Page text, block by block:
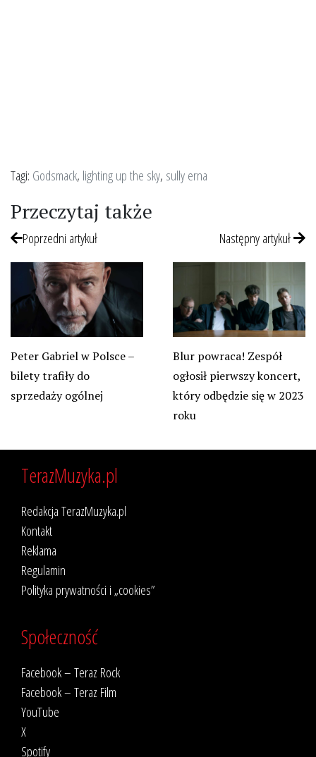
Tagi: Godsmack, lighting up the sky, sully erna
Przeczytaj także
Poprzedni artykuł
Peter Gabriel w Polsce –
bilety trafiły do
sprzedaży ogólnej
Następny artykuł
Blur powraca! Zespół
ogłosił pierwszy koncert,
który odbędzie się w 2023
roku
TerazMuzyka.pl
Redakcja TerazMuzyka.pl
Kontakt
Reklama
Regulamin
Polityka prywatności i „cookies”
Społeczność
Facebook – Teraz Rock
Facebook – Teraz Film
YouTube
X
Spotify